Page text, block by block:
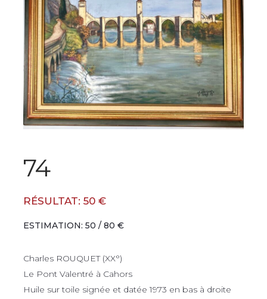
74
RÉSULTAT: 50 €
ESTIMATION: 50 / 80 €
Charles ROUQUET (XX°)
Le Pont Valentré à Cahors
Huile sur toile signée et datée 1973 en bas à droite